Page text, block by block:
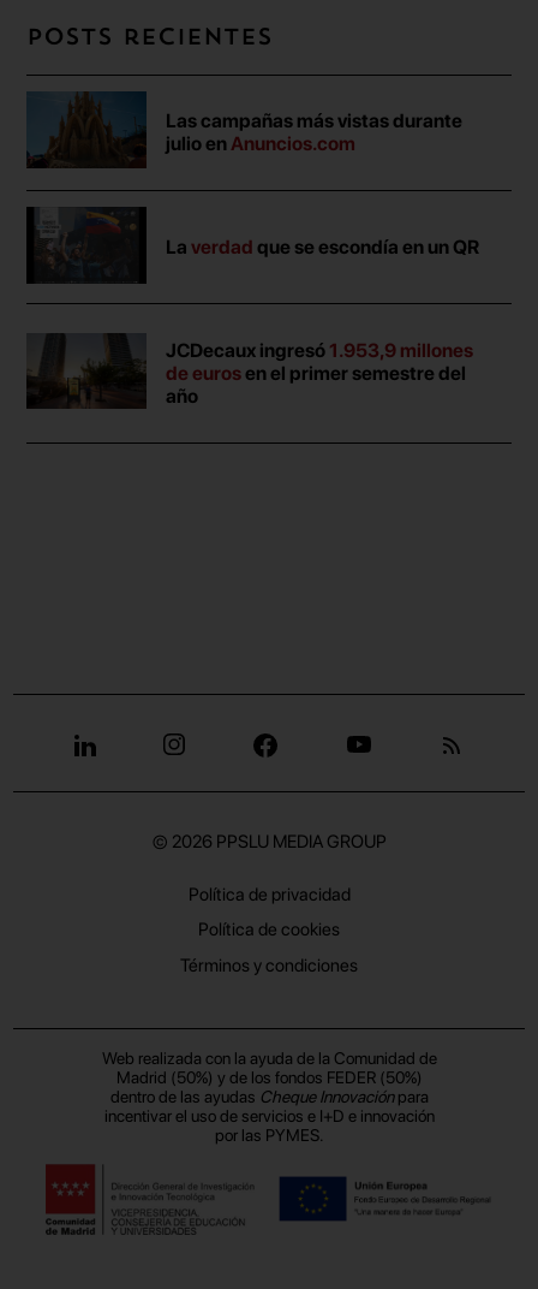
Posts recientes
Las campañas más vistas durante
julio enAnuncios.com
Laverdad que se escondía en un QR
JCDecaux ingresó 1.953,9 millones
de eurosen el primer semestre del
año
© 2026 PPSLU MEDIA GROUP
Política de privacidad
Política de cookies
Términos y condiciones
Web realizada con la ayuda de la Comunidad de
Madrid (50%) y de los fondos FEDER (50%)
dentro de las ayudas Cheque Innovaciónpara
incentivar el uso de servicios e I+D e innovación
por las PYMES.